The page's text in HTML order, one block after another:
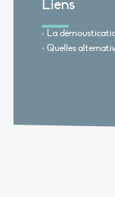
Liens
La
Quelles